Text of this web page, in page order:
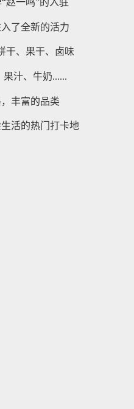
了全新的活力
干、果干、卤味
果汁、牛奶......
丰富的品类
活的热门打卡地